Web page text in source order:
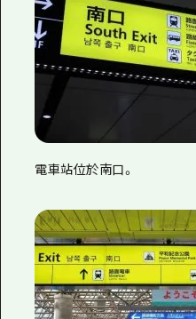
電車站位於南口。